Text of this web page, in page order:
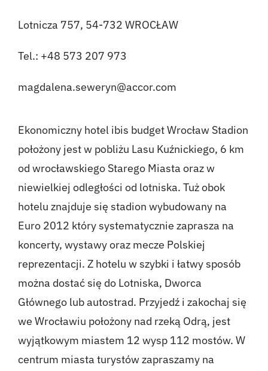
Lotnicza 757, 54-732 WROCŁAW
Tel.: +48 573 207 973
magdalena.seweryn@accor.com
Ekonomiczny hotel ibis budget Wrocław Stadion
położony jest w pobliżu Lasu Kuźnickiego, 6 km
od wrocławskiego Starego Miasta oraz w
niewielkiej odległości od lotniska. Tuż obok
hotelu znajduje się stadion wybudowany na
Euro 2012 który systematycznie zaprasza na
koncerty, wystawy oraz mecze Polskiej
reprezentacji. Z hotelu w szybki i łatwy sposób
można dostać się do Lotniska, Dworca
Głównego lub autostrad. Przyjedź i zakochaj się
we Wrocławiu położony nad rzeką Odrą, jest
wyjątkowym miastem 12 wysp 112 mostów. W
centrum miasta turystów zapraszamy na